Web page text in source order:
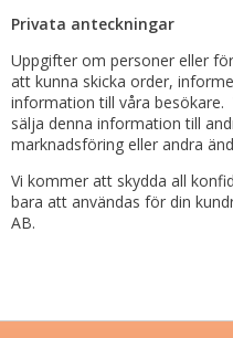
Privata anteckningar
Uppgifter om personer eller
att kunna skicka order,
information till våra
sälja denna information till
marknadsföring eller andra
Vi kommer att skydda all
bara att användas för din
AB.